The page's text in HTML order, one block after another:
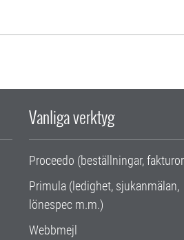
Vanliga verktyg
Proceedo (beställningar,
Primula (ledighet, sjukanmälan,
lönespec m.m.)
Webbmejl